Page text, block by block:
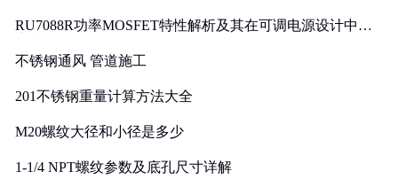
RU7088R功率MOSFET特性解析及其在可调电源设计中的
不锈钢通风 管道施工
201不锈钢重量计算方法大全
M20螺纹大径和小径是多少
1-1/4 NPT螺纹参数及底孔尺寸详解